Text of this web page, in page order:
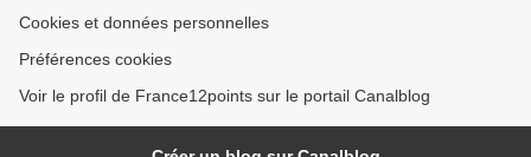
Cookies et données personnelles
Préférences cookies
Voir le profil de France12points sur le portail Canalblog